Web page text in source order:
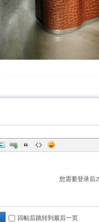
您需要登录后
回帖后跳转到最后一页